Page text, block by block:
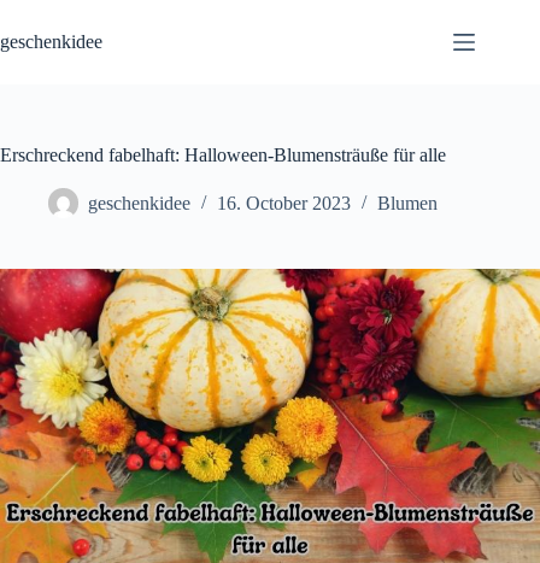
content
geschenkidee
Erschreckend fabelhaft: Halloween-Blumensträuße für alle
geschenkidee 16. October 2023 Blumen